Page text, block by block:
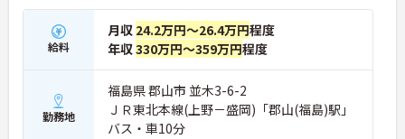
給料
月収 24.2万円～26.4万円程度
年収330万円～359万円程度
勤務地
福島県 郡山市 並木3-6-2
ＪＲ東北本線(上野－盛岡)「郡山(福島)駅」
バス・車10分